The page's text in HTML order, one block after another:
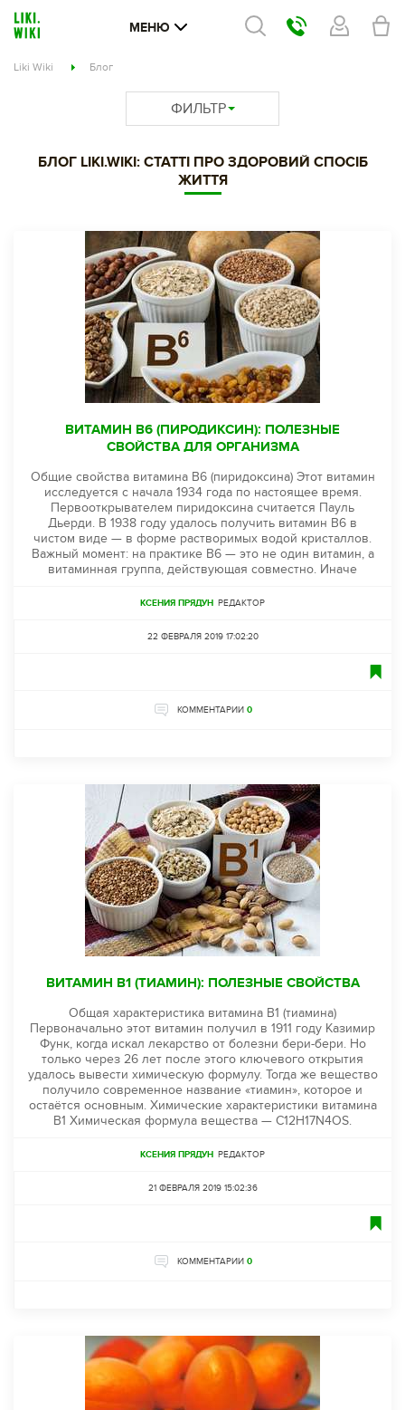
МЕНЮ
Liki Wiki Блог
ФИЛЬТР
БЛОГ LIKI.WIKI: СТАТТІ ПРО ЗДОРОВИЙ СПОСІБ
ЖИТТЯ
ВИТАМИН B6 (ПИРОДИКСИН): ПОЛЕЗНЫЕ
СВОЙСТВА ДЛЯ ОРГАНИЗМА
Общие свойства витамина B6 (пиридоксина) Этот витамин
исследуется с начала 1934 года по настоящее время.
Первооткрывателем пиридоксина считается Пауль
Дьерди. В 1938 году удалось получить витамин B6 в
чистом виде — в форме растворимых водой кристаллов.
Важный момент: на практике B6 — это не один витамин, а
витаминная группа, действующая совместно. Иначе
КСЕНИЯ ПРЯДУН РЕДАКТОР
22 ФЕВРАЛЯ 2019 17:02:20
КОММЕНТАРИИ 0
ВИТАМИН B1 (ТИАМИН): ПОЛЕЗНЫЕ СВОЙСТВА
Общая характеристика витамина B1 (тиамина)
Первоначально этот витамин получил в 1911 году Казимир
Функ, когда искал лекарство от болезни бери-бери. Но
только через 26 лет после этого ключевого открытия
удалось вывести химическую формулу. Тогда же вещество
получило современное название «тиамин», которое и
остаётся основным. Химические характеристики витамина
B1 Химическая формула вещества — C12H17N4OS.
КСЕНИЯ ПРЯДУН РЕДАКТОР
21 ФЕВРАЛЯ 2019 15:02:36
КОММЕНТАРИИ 0